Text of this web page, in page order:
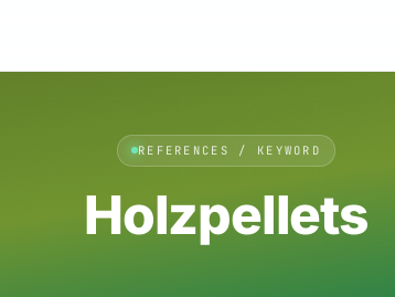
REFERENCES / KEYWORD
Holzpellets